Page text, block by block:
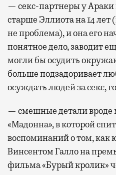
— секс-партнеры у
старше Эллиота на 14 лет
не проблема), и она его
понятное дело, заводит
могли бы осудить
больше подзадоривает
осуждать людей за секс,
— смешные детали вроде
«Мадонна», в которой
воспоминаний о том, как
Винсентом Галло на
фильма «Бурый кролик»